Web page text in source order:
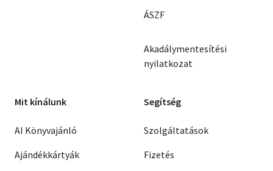
ÁSZF
Akadálymentesítési
nyilatkozat
Mit kínálunk
AI Könyvajánló
Ajándékkártyák
Segítség
Szolgáltatások
Fizetés